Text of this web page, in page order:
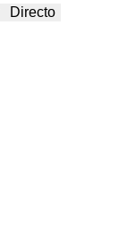
Directo